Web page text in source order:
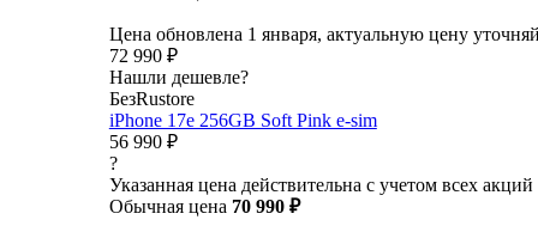
Цена обновлена 1 января, актуальную цену
72 990 ₽
Нашли дешевле?
БезRustore
iPhone 17e 256GB Soft Pink e-sim
56 990 ₽
?
Указанная цена действительна с учетом всех акций
Обычная цена 70 990 ₽